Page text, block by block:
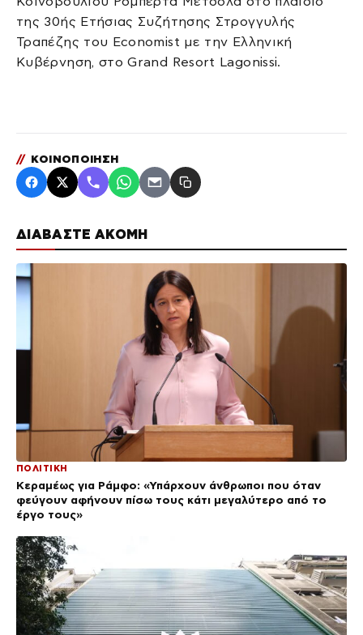
ΔΙΑΒΑΣΤΕ ΑΚΟΜΗ
ΠΟΛΙΤΙΚΗ
Κεραμέως για Ράμφο: «Υπάρχουν άνθρωποι που όταν
φεύγουν αφήνουν πίσω τους κάτι μεγαλύτερο από το
έργο τους»
της 30ής Ετήσιας Συζήτησης Στρογγυλής
Τραπέζης του Economist με την Ελληνική
Κυβέρνηση, στο Grand Resort Lagonissi.
// ΚΟΙΝΟΠΟΙΗΣΗ